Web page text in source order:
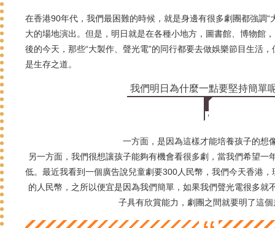
在香港90年代，我們最困難的時候，就是身邊有很多劇團都強調“
大的場地演出。 但是，明日就是在各種小地方，圖書館、博物館
後的今天，那些“大製作、聲光電”的同行都要去做娛樂節目生活
是生存之道。
我們明日為什麼一點要堅持簡單
一方面，是因為這樣才能培養孩子的想
另一方面，我們很想讓孩子能夠有機會看很多劇，當我們希望一
低。 最近我看到一個廣告說兒童劇要300人民幣，我們今天香港
的人民幣， 之所以便宜是因為我們簡單，如果我們聲光電很多就
子具有欣賞能力，劇團之間就要明了這